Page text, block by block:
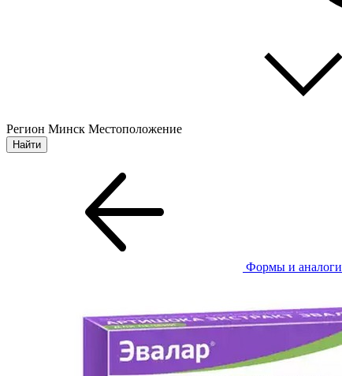
Регион Минск Местоположение
Формы и аналоги